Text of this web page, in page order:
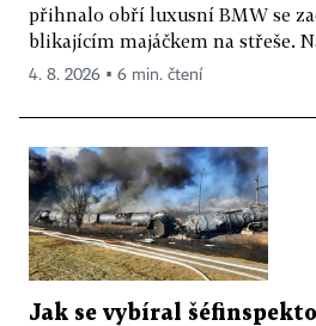
přihnalo obří luxusní BMW se
blikajícím majáčkem na střeše.
4. 8. 2026 ▪ 6 min. čtení
Jak se vybíral